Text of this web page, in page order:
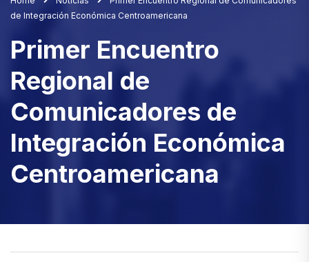
de Integración Económica Centroamericana
Primer Encuentro
Regional de
Comunicadores de
Integración Económica
Centroamericana